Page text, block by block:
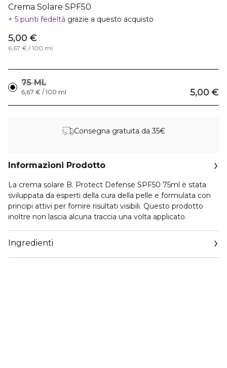
Crema Solare SPF50
5 punti fedeltà grazie a questo acquisto
5,00 €
6,67 € / 100 ml
75 ML
5,00 €
6,67 € / 100 ml
Consegna gratuita da 35€
Informazioni Prodotto
La crema solare B. Protect Defense SPF50 75ml è stata
sviluppata da esperti della cura della pelle e formulata con
principi attivi per fornire risultati visibili. Questo prodotto
inoltre non lascia alcuna traccia una volta applicato.
Ingredienti